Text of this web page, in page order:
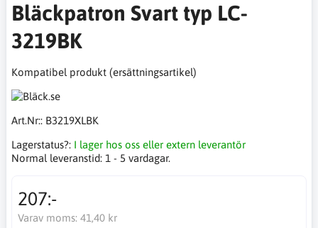
Bläckpatron Svart typ LC-
3219BK
Kompatibel produkt (ersättningsartikel)
Art.Nr:: B3219XLBK
Lagerstatus?: I lager hos oss eller extern leverantör
Normal leveranstid: 1 - 5 vardagar.
207:-
Varav moms: 41,40 kr